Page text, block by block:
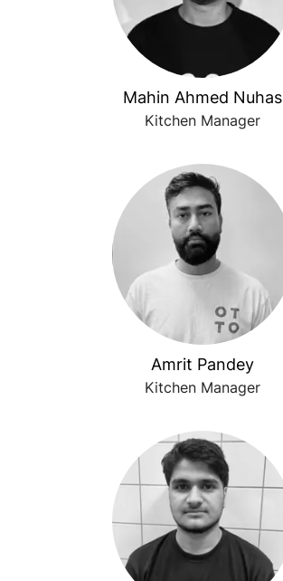
Mahin Ahmed Nuhas
Kitchen Manager
Amrit Pandey
Kitchen Manager